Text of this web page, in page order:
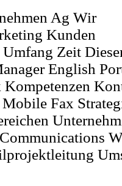
Ag Wir
Kunden
Umfang Zeit
English
Fax